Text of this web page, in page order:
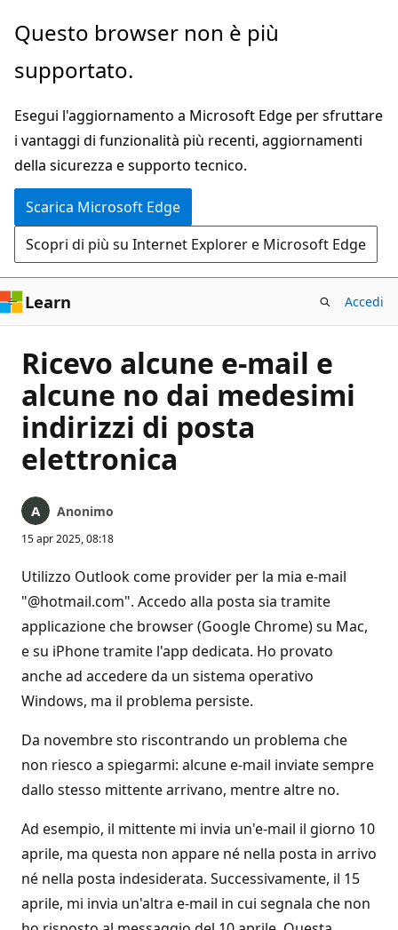
Ignora
passa
contenuto
principale
Questo browser non è più
supportato.
Esegui l'aggiornamento a Microsoft Edge per sfruttare
i vantaggi di funzionalità più recenti, aggiornamenti
della sicurezza e supporto tecnico.
Scarica Microsoft Edge
Scopri di più su Internet Explorer e Microsoft Edge
Learn Accedi
Ricevo alcune e-mail e
alcune no dai medesimi
indirizzi di posta
elettronica
Anonimo
15 apr 2025, 08:18
Utilizzo Outlook come provider per la mia e-mail
"@hotmail.com". Accedo alla posta sia tramite
applicazione che browser (Google Chrome) su Mac,
e su iPhone tramite l'app dedicata. Ho provato
anche ad accedere da un sistema operativo
Windows, ma il problema persiste.
Da novembre sto riscontrando un problema che
non riesco a spiegarmi: alcune e-mail inviate sempre
dallo stesso mittente arrivano, mentre altre no.
Ad esempio, il mittente mi invia un'e-mail il giorno 10
aprile, ma questa non appare né nella posta in arrivo
né nella posta indesiderata. Successivamente, il 15
aprile, mi invia un'altra e-mail in cui segnala che non